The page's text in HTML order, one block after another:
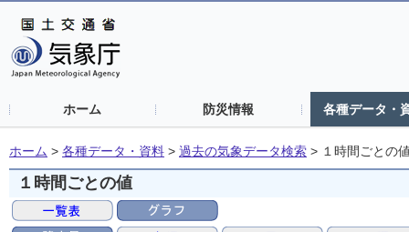
ホーム 防災情報 各種データ・
ホーム > 各種データ・資料 > 過去の気象データ検索 > １時間ごとの
１時間ごとの値